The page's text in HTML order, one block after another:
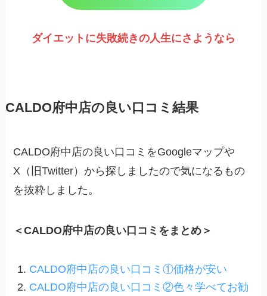
ダイエットに失敗続きの人生にさようなら
CALDO府中店の良い口コミ結果
CALDO府中店の良い口コミをGoogleマップや
X（旧Twitter）から探しましたので気になるもの
を抜粋しました。
＜CALDO府中店の良い口コミをまとめ＞
CALDO府中店の良い口コミ①価格が安い
CALDO府中店の良い口コミ②色々学べてお勧